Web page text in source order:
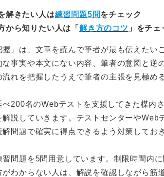
解きたい人は練習問題5問をチェック
から知りたい人は「 解き方のコツ 」をチェ
握」は、文章を読んで筆者が最も伝えたい
な事実や本文にない内容、筆者の意図と逆
れを把握したうえで筆者の主張を見極め
べ200名のWebテストを支援してきた楳内
説していきます。テストセンターやWeb
問題で確実に得点できるよう対策してお
問題を5問用意しています。制限時間内
がわからない人は、解説を確認しながら筋